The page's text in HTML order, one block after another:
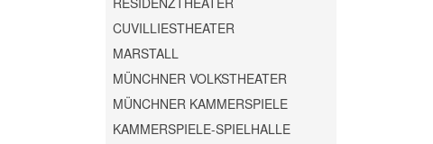
CUVILLIESTHEATER
MARSTALL
MÜNCHNER VOLKSTHEATER
MÜNCHNER KAMMERSPIELE
KAMMERSPIELE-SPIELHALLE